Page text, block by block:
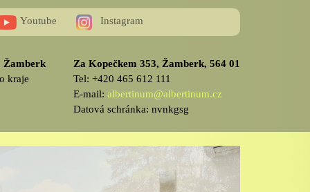
Youtube Instagram
Za Kopečkem 353, Žamberk, 564 01
Tel: +420 465 612 111
E-mail:albertinum@albertinum.cz
Datová schránka: nvnkgsg
Žamberk
kraje